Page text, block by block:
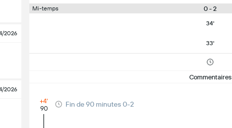
2026
2026
Mi-temps 0 - 2
34'
33'
Commentaires
+4'
90
Fin de 90 minutes 0-2